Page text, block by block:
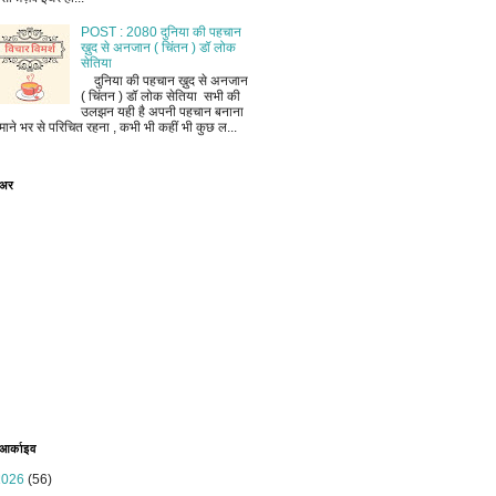
POST : 2080 दुनिया की पहचान
ख़ुद से अनजान ( चिंतन ) डॉ लोक
सेतिया
दुनिया की पहचान ख़ुद से अनजान
( चिंतन ) डॉ लोक सेतिया सभी की
उलझन यही है अपनी पहचान बनाना
भर से परिचित रहना , कभी भी कहीं भी कुछ ल...
(56)